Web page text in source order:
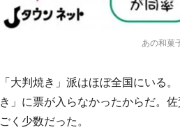
あの和菓
「大判焼き」派はほぼ全国にいる
き」に票が入らなかったからだ。
ごく少数だった。